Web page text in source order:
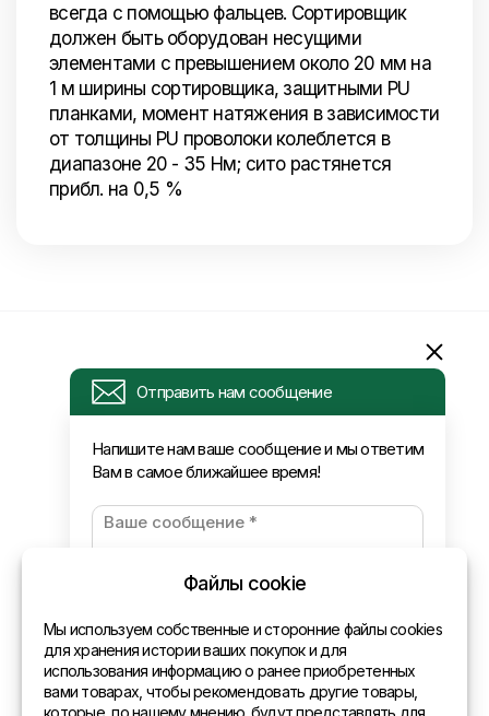
всегда с помощью фальцев. Сортировщик
должен быть оборудован несущими
элементами с превышением около 20 мм на
1 м ширины сортировщика, защитными PU
планками, момент натяжения в зависимости
от толщины PU проволоки колеблется в
диапазоне 20 - 35 Нм; сито растянется
прибл. на 0,5 %
Отправить нам сообщение
Напишите нам ваше сообщение и мы ответим
Вам в самое ближайшее время!
Информация
Запрос
Оплата и доставка
Политика конфиденциальности
Контакты
Общая информация
Файлы cookie
Мы используем собственные и сторонние файлы cookies
для хранения истории ваших покупок и для
использования информацию о ранее приобретенных
вами товарах, чтобы рекомендовать другие товары,
которые, по нашему мнению. будут представлять для